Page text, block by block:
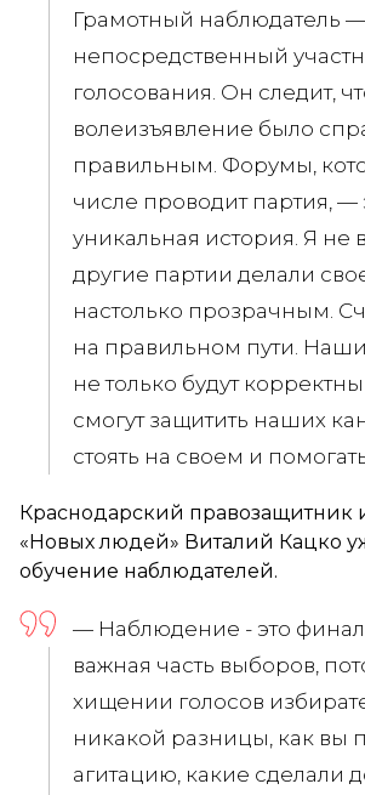
Грамотный наблюдатель —
непосредственный
голосования. Он следит,
волеизъявление было
правильным. Форумы,
числе проводит партия, —
уникальная история. Я не
другие партии делали
настолько прозрачным.
на правильном пути.
не только будут
смогут защитить наших
стоять на своем и
Краснодарский правозащитник
«Новых людей» Виталий Кацко
обучение наблюдателей.
— Наблюдение - это
важная часть выборов,
хищении голосов
никакой разницы, как вы
агитацию, какие сделали